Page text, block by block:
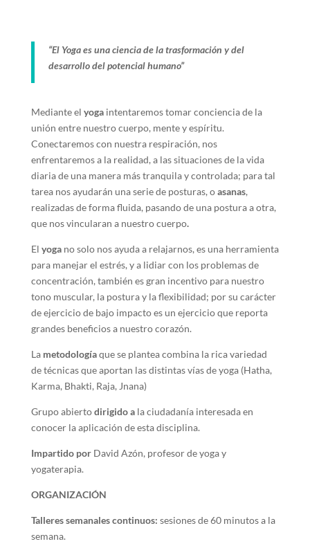
“El Yoga es una ciencia de la trasformación y del
desarrollo del potencial humano”
Mediante el yogaintentaremos tomar conciencia de la
unión entre nuestro cuerpo, mente y espíritu.
Conectaremos con nuestra respiración, nos
enfrentaremos a la realidad, a las situaciones de la vida
diaria de una manera más tranquila y controlada; para tal
tarea nos ayudarán una serie de posturas, oasanas,
realizadas de forma fluida, pasando de una postura a otra,
que nos vincularan a nuestro cuerpo.
El yogano solo nos ayuda a relajarnos, es una herramienta
para manejar el estrés, y a lidiar con los problemas de
concentración, también es gran incentivo para nuestro
tono muscular, la postura y la flexibilidad; por su carácter
de ejercicio de bajo impacto es un ejercicio que reporta
grandes beneficios a nuestro corazón.
La metodologíaque se plantea combina la rica variedad
de técnicas que aportan las distintas vías de yoga (Hatha,
Karma, Bhakti, Raja, Jnana)
Grupo abiertodirigido a la ciudadanía interesada en
conocer la aplicación de esta disciplina.
Impartido porDavid Azón, profesor de yoga y
yogaterapia.
ORGANIZACIÓN
Talleres semanales continuos: sesiones de 60 minutos a la
semana.